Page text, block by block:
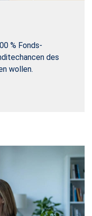
% Fonds-
des
wollen.